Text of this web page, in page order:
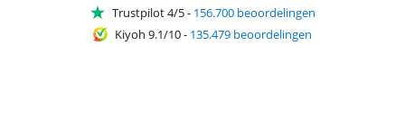
Trustpilot 4/5- 156.700 beoordelingen
Kiyoh 9.1/10- 135.479 beoordelingen